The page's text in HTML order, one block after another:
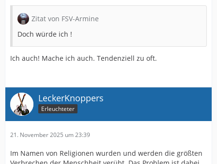
Zitat von FSV-Armine
Doch würde ich !
Ich auch! Mache ich auch. Tendenziell zu oft.
LeckerKnoppers
Erleuchteter
21. November 2025 um 23:39
Im Namen von Religionen wurden und werden die größten